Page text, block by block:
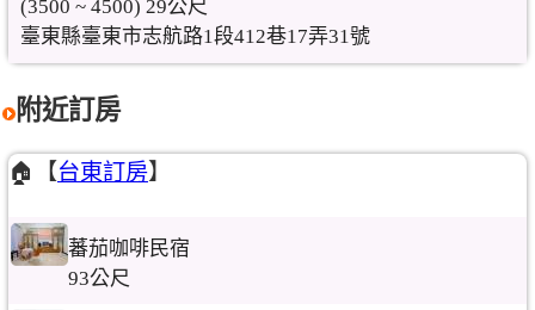
(3500 ~ 4500) 29公尺
臺東縣臺東市志航路1段412巷17弄31號
附近訂房
🏠【台東訂房】
蕃茄咖啡民宿
93公尺